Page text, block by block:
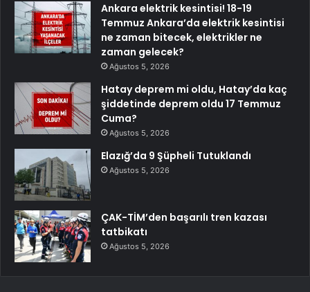
Ankara elektrik kesintisi! 18-19
Temmuz Ankara’da elektrik kesintisi
ne zaman bitecek, elektrikler ne
zaman gelecek?
Ağustos 5, 2026
Hatay deprem mi oldu, Hatay’da kaç
şiddetinde deprem oldu 17 Temmuz
Cuma?
Ağustos 5, 2026
Elazığ’da 9 Şüpheli Tutuklandı
Ağustos 5, 2026
ÇAK-TİM’den başarılı tren kazası
tatbikatı
Ağustos 5, 2026